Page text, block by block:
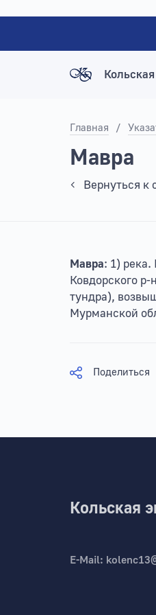
Главная /
Мавра
Вернуться к
Мавра: 1)
Ковдорского
тундра),
Мурманской
Поделиться
Кольская
E-Mail: